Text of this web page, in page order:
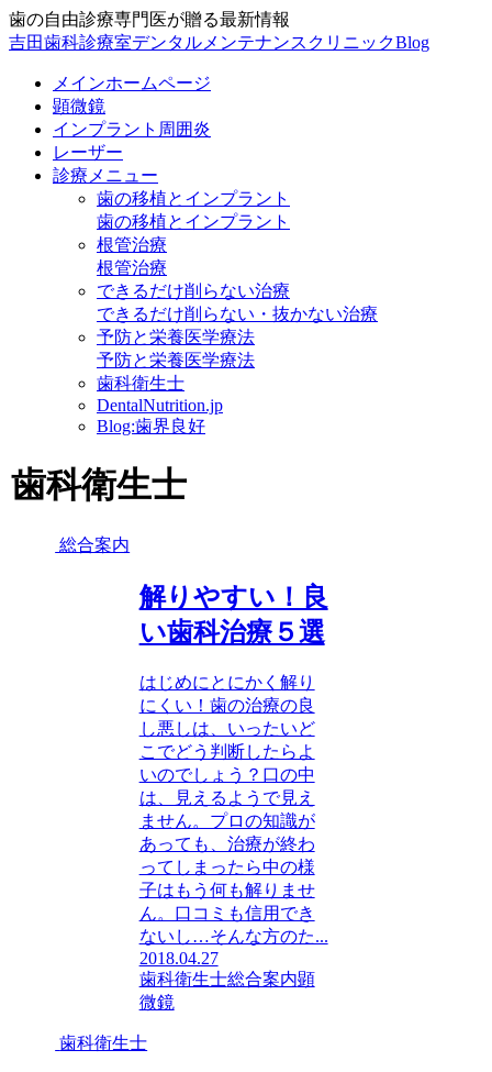
歯の自由診療専門医が贈る最新情報
吉田歯科診療室デンタルメンテナンスクリニックBlog
メインホームページ
顕微鏡
インプラント周囲炎
レーザー
診療メニュー
歯の移植とインプラント
歯の移植とインプラント
根管治療
根管治療
できるだけ削らない治療
できるだけ削らない・抜かない治療
予防と栄養医学療法
予防と栄養医学療法
歯科衛生士
DentalNutrition.jp
Blog:歯界良好
歯科衛生士
総合案内
解りやすい！良
い歯科治療５選
はじめにとにかく解り
にくい！歯の治療の良
し悪しは、いったいど
こでどう判断したらよ
いのでしょう？口の中
は、見えるようで見え
ません。プロの知識が
あっても、治療が終わ
ってしまったら中の様
子はもう何も解りませ
ん。口コミも信用でき
ないし…そんな方のた...
2018.04.27
歯科衛生士総合案内顕
微鏡
歯科衛生士